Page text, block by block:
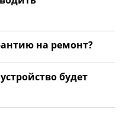
на ремонт?
будет